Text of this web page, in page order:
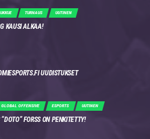
TURNAUS UUTINEN
KAUSI ALKAA!
UUDISTUKSET
GLOBAL OFFENSIVE ESPORTS UUTINEN
FORSS ON PENKITETTY!